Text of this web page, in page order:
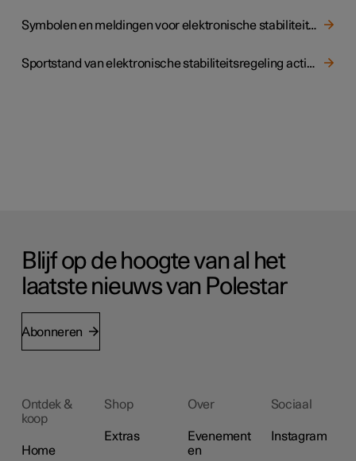
Symbolen en meldingen voor elektronische stabiliteitsregeling
Sportstand van elektronische stabiliteitsregeling activeren of deactiveren
Blijf op de hoogte van al het
laatste nieuws van Polestar
Abonneren
Ontdek &
koop
Home
Shop
Extras
Over
Evenement
en
Sociaal
Instagram